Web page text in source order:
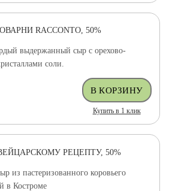
RACCONTO, 50%
выдержанный сыр с орехово-
соли.
Купить в 1 клик
РЕЦЕПТУ, 50%
из пастеризованного коровьего
в Костроме